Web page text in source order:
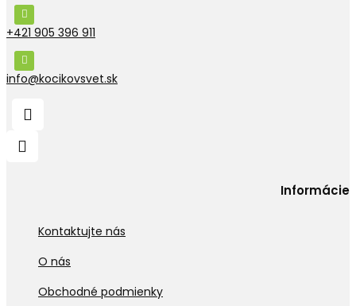
+421 905 396 911
info@kocikovsvet.sk
Informácie
Kontaktujte nás
O nás
Obchodné podmienky